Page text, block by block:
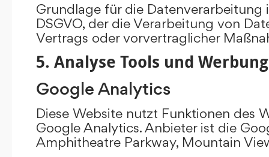
Grundlage für die Datenverarbeitung
DSGVO, der die Verarbeitung von
Vertrags oder vorvertraglicher
5. Analyse Tools und Werbung
Google Analytics
Diese Website nutzt Funktionen des
Google Analytics. Anbieter ist die
Amphitheatre Parkway, Mountain